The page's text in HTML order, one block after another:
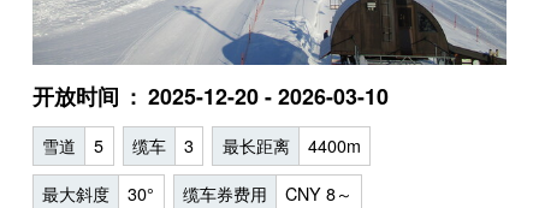
开放时间 2025-12-20 - 2026-03-10
雪道 5 缆车 3 最长距离 4400m
最大斜度 30° 缆车券费用 CNY 8～